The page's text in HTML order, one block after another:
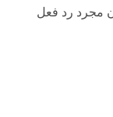
مجرد رد فعل